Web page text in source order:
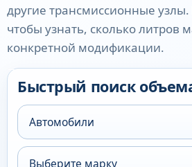
другие трансмиссионные
чтобы узнать, сколько литров
конкретной модификации.
Быстрый поиск